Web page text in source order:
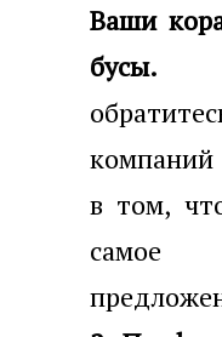
Ваши
бусы.
компаний
в том,